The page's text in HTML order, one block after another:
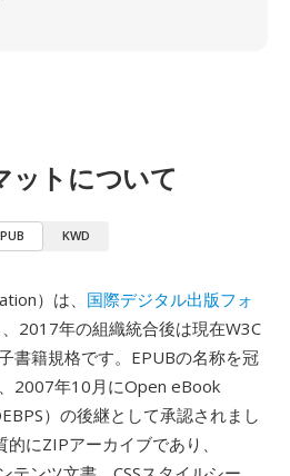
ットについて
KWD
）は、 国際デジタル出版フォ
、2017年の組織統合後は現在W3C
書籍規格です。EPUBの名称を冠
2007年10月にOpen eBook
）の後継として承認されまし
にZIPアーカイブであり、